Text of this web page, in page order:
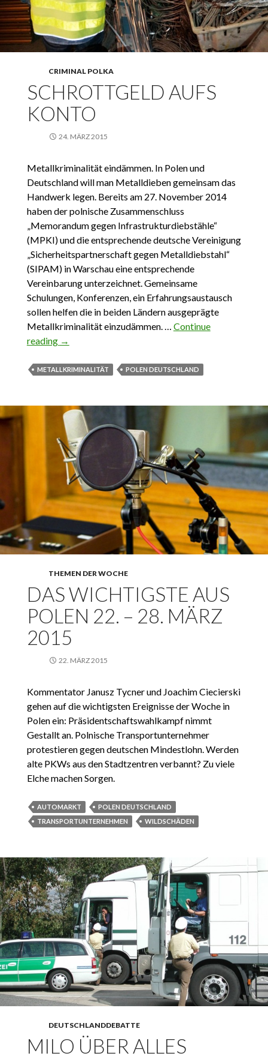
CRIMINAL POLKA
SCHROTTGELD AUFS
KONTO
24. MÄRZ 2015
Metallkriminalität eindämmen. In Polen und
Deutschland will man Metalldieben gemeinsam das
Handwerk legen. Bereits am 27. November 2014
haben der polnische Zusammenschluss
„Memorandum gegen Infrastrukturdiebstähle“
(MPKI) und die entsprechende deutsche Vereinigung
„Sicherheitspartnerschaft gegen Metalldiebstahl“
(SIPAM) in Warschau eine entsprechende
Vereinbarung unterzeichnet. Gemeinsame
Schulungen, Konferenzen, ein Erfahrungsaustausch
sollen helfen die in beiden Ländern ausgeprägte
Metallkriminalität einzudämmen. … Continue
reading Schrottgeld aufs Konto
→
METALLKRIMINALITÄT POLEN DEUTSCHLAND
THEMEN DER WOCHE
DAS WICHTIGSTE AUS
POLEN 22. – 28. MÄRZ
2015
22. MÄRZ 2015
Kommentator Janusz Tycner und Joachim Ciecierski
gehen auf die wichtigsten Ereignisse der Woche in
Polen ein: Präsidentschaftswahlkampf nimmt
Gestallt an. Polnische Transportunternehmer
protestieren gegen deutschen Mindestlohn. Werden
alte PKWs aus den Stadtzentren verbannt? Zu viele
Elche machen Sorgen.
AUTOMARKT
POLEN DEUTSCHLAND
TRANSPORTUNTERNEHMEN
WILDSCHÄDEN
DEUTSCHLANDDEBATTE
MILO ÜBER ALLES